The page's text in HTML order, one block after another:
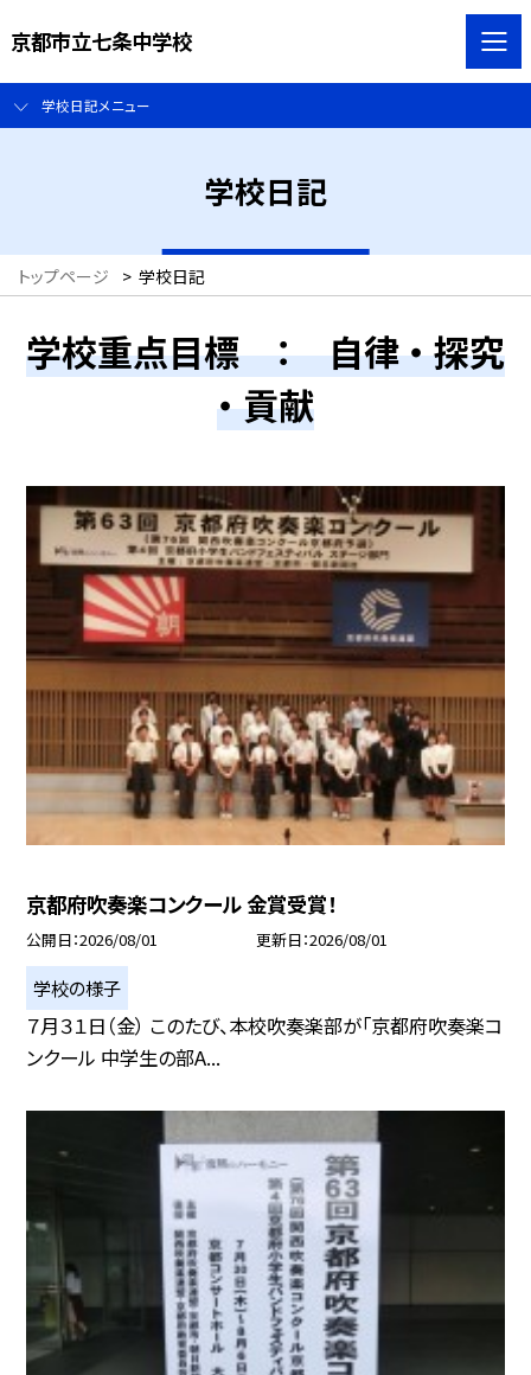
京都市立七条中学校
学校日記メニュー
学校日記
トップページ > 学校日記
学校重点目標 ： 自律 ・ 探究
・ 貢献
京都府吹奏楽コンクール 金賞受賞！
公開日 2026/08/01 更新日 2026/08/01
学校の様子
７月３１日（金） このたび、本校吹奏楽部が「京都府吹奏楽コ
ンクール 中学生の部A...